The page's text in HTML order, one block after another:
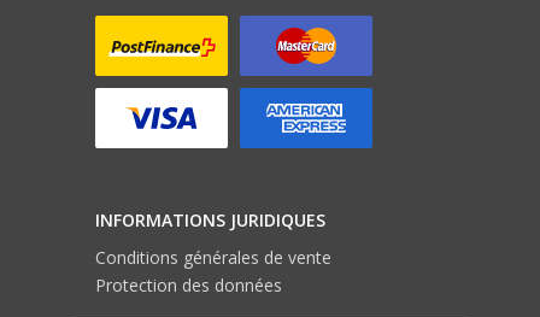
INFORMATIONS JURIDIQUES
Conditions générales de vente
Protection des données